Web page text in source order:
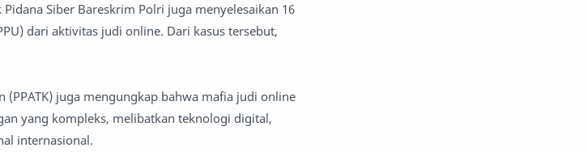
Siber Bareskrim Polri juga menyelesaikan 16
dari aktivitas judi online. Dari kasus tersebut,
(PPATK) juga mengungkap bahwa mafia judi online
yang kompleks, melibatkan teknologi digital,
internasional.